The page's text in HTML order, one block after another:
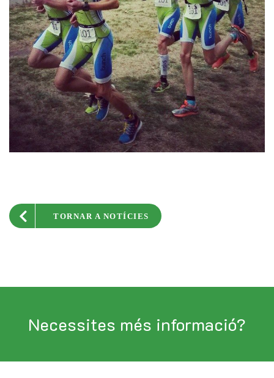
TORNAR A NOTÍCIES
Necessites més informació?